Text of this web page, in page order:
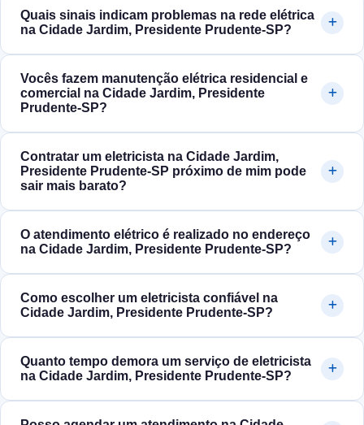
Quais sinais indicam problemas na rede elétrica
na Cidade Jardim, Presidente Prudente‑SP?
Vocês fazem manutenção elétrica residencial e
comercial na Cidade Jardim, Presidente
Prudente‑SP?
Contratar um eletricista na Cidade Jardim,
Presidente Prudente‑SP próximo de mim pode
sair mais barato?
O atendimento elétrico é realizado no endereço
na Cidade Jardim, Presidente Prudente‑SP?
Como escolher um eletricista confiável na
Cidade Jardim, Presidente Prudente‑SP?
Quanto tempo demora um serviço de eletricista
na Cidade Jardim, Presidente Prudente‑SP?